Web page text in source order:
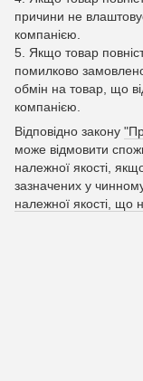
причини не
компанією.
5. Якщо товар
помилково
обмін на товар, що
компанією.
Відповідно закону
може відмовити
належної якості,
зазначених у
належної якості, що